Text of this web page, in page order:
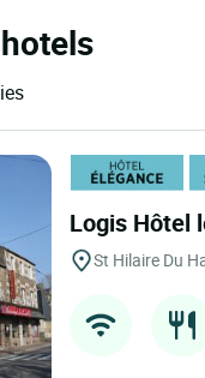
Logis Hôtel
St Hilaire Du